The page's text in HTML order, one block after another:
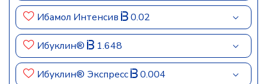
Ибамол Интенсив 0.02
Ибуклин® 1.648
Ибуклин® Экспресс 0.004